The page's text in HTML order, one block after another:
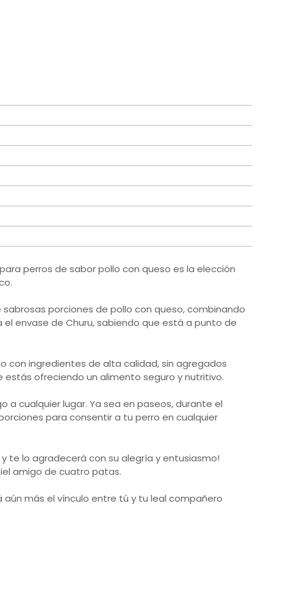
perros de sabor pollo con queso es la elección
porciones de pollo con queso, combinando
envase de Churu, sabiendo que está a punto de
con ingredientes de alta calidad, sin agregados
ofreciendo un alimento seguro y nutritivo.
a cualquier lugar. Ya sea en paseos, durante el
para consentir a tu perro en cualquier
te lo agradecerá con su alegría y entusiasmo!
amigo de cuatro patas.
aún más el vínculo entre tú y tu leal compañero